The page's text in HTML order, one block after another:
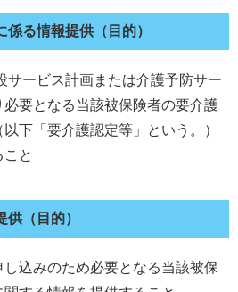
る情報提供（目的）
サービス計画または介護予防サー
要となる当該被保険者の要介護
下「要介護認定等」という。）
と
（目的）
込みのため必要となる当該被保